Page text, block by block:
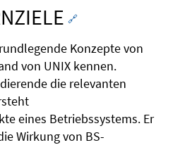
🔗
Konzepte von
von UNIX kennen.
die relevanten
eines Betriebssystems. Er
Wirkung von BS-